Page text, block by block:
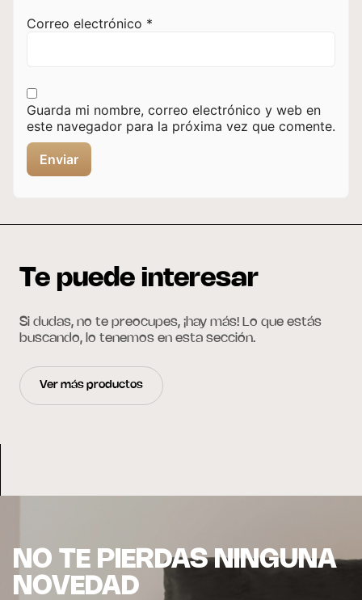
Correo electrónico *
Guarda mi nombre, correo electrónico y web en
este navegador para la próxima vez que comente.
Te puede interesar
Si dudas, no te preocupes, ¡hay más! Lo que estás
buscando, lo tenemos en esta sección.
Ver más productos
NO TE PIERDAS NINGUNA
NOVEDAD